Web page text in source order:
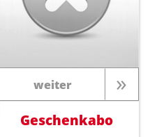
weiter
Geschenkabo